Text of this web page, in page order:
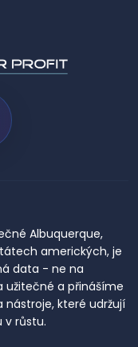
Albuquerque,
amerických, je
data - ne na
užitečné a přinášíme
nástroje, které udržují
v růstu.